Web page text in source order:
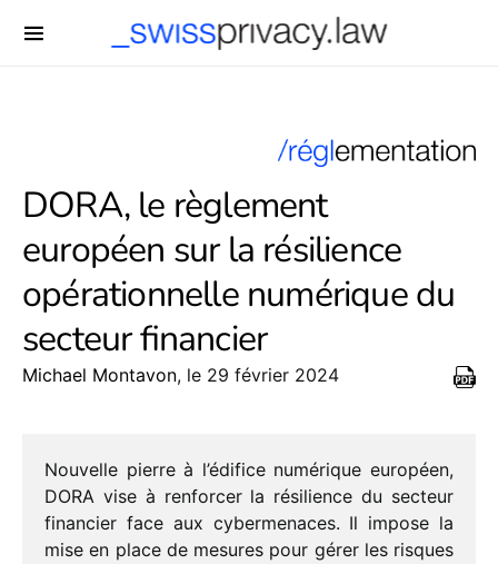
DORA, le règlement
européen sur la résilience
opérationnelle numérique du
secteur financier
Michael Montavon, le 29 février 2024
Nouvelle pierre à l’édifice numé­rique euro­péen,
DORA vise à renfor­cer la rési­lience du secteur
finan­cier face aux cyber­me­naces. Il impose la
mise en place de mesures pour gérer les risques